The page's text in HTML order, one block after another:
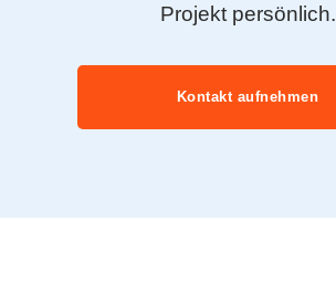
Projekt persönlich.
Kontakt aufnehmen